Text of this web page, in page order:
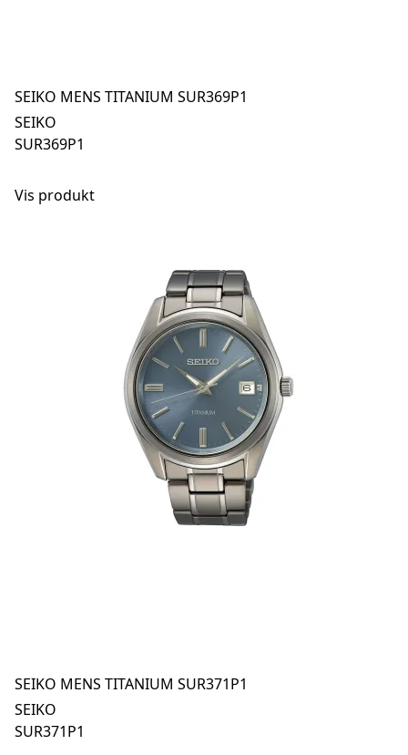
SEIKO MENS TITANIUM SUR369P1
SEIKO
SUR369P1
Vis produkt
SEIKO MENS TITANIUM SUR371P1
SEIKO
SUR371P1